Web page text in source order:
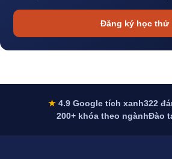
Đăng ký học thử
★ 4.9 Google tích xanh322
200+ khóa theo ngànhĐào